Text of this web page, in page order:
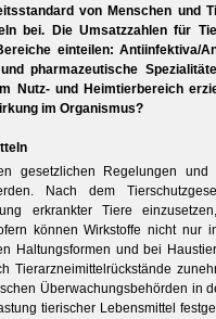
von Menschen und
bei. Die Umsatzzahlen für
einteilen: Antiinfektiva/
pharmazeutische
Nutz- und Heimtierbereich
im Organismus?
gesetzlichen Regelungen und
Nach dem
erkrankter Tiere
können Wirkstoffe nicht nur
Haltungsformen und bei
Tierarzneimittelrückstände
Überwachungsbehörden in
tierischer Lebensmittel